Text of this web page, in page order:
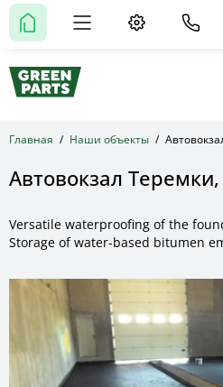
Главная Наши объекты
Автовокзал
Versatile waterproofing of the
Storage of water-based bitumen